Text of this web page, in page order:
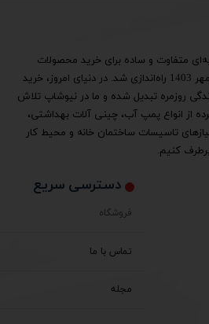
متفاوت و ساده برای خرید محصولات
آبرسانی، بهداشتی و گرمایشی در مهر 1403 راه‌اندازی شد. در دنیای امروز، خرید
روزمره تبدیل شده و ما در نیوشاپ تلاش
از انواع پمپ آب، چینی آلات بهداشتی،
تاسیسات ساختمان خانه و محیط کار
کنیم.
دسترسی سریع
فروشگاه
تماس با ما
مجله